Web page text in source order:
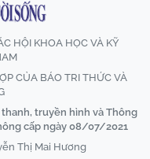
HỘI KHOA HỌC VÀ KỸ
CỦA BÁO TRI THỨC VÀ
thanh, truyền hình và Thông
cấp ngày 08/07/2021
Thị Mai Hương